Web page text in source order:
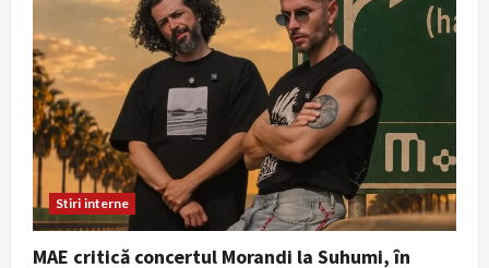
Stiri interne
MAE critică concertul Morandi la Suhumi, în